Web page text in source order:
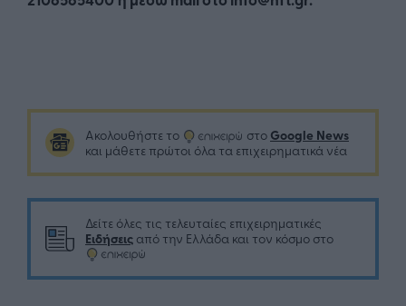
Ακολουθήστε το στο Google News
και μάθετε πρώτοι όλα τα επιχειρηματικά νέα
Δείτε όλες τις τελευταίες επιχειρηματικές
Ειδήσεις από την Ελλάδα και τον κόσμο στο